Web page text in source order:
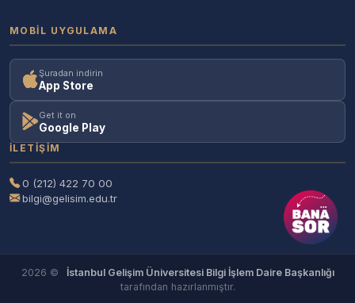
MOBIL UYGULAMA
Şuradan indirin
App Store
Get it on
Google Play
İLETIŞIM
0 (212) 422 70 00
bilgi@gelisim.edu.tr
2026 ©
İstanbul Gelişim Üniversitesi Bilgi İşlem Daire Başkanlığı
tarafından hazırlanmıştır.